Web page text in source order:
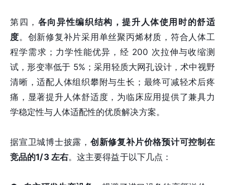
第四， 各向异性编织结构，提升人体使用时的舒适
度。创新修复补片采用单丝聚丙烯材质，符合人体工
程学需求；力学性能优异，经 200 次拉伸与收缩测
试，形变率低于 5%；采用轻质大网孔设计，术中视野
清晰，适配人体组织攀附与生长；最终可减轻术后疼
痛，显著提升人体舒适度，为临床应用提供了兼具力
学稳定性与人体适配性的优质解决方案。
据宣卫城博士披露， 创新修复补片价格预计可控制在
竞品的1/3 左右。这主要得益于以下几点：